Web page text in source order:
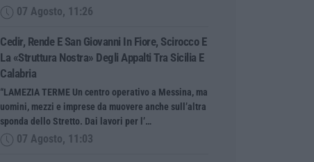
07 Agosto, 11:26
Cedir, Rende E San Giovanni In Fiore, Scirocco E
La «struttura Nostra» Degli Appalti Tra Sicilia E
Calabria
“LAMEZIA TERME Un centro operativo a Messina, ma
uomini, mezzi e imprese da muovere anche sull’altra
sponda dello Stretto. Dai lavori per l’…
07 Agosto, 11:03